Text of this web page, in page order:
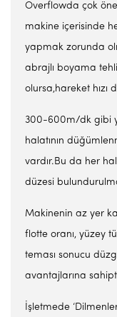
Overflowda çok
makine içerisinde
yapmak zorunda
abrajlı boyama
olursa,hareket hızı
300-600m/dk gibi
halatının
vardır.Bu da her
düzesi
Makinenin az yer
flotte oranı, yüzey
teması sonucu
avantajlarına
İşletmede